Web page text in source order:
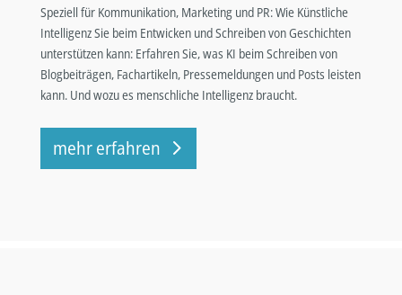
Speziell für Kommunikation, Marketing und PR: Wie Künstliche
Intelligenz Sie beim Entwicken und Schreiben von Geschichten
unterstützen kann: Erfahren Sie, was KI beim Schreiben von
Blogbeiträgen, Fachartikeln, Pressemeldungen und Posts leisten
kann. Und wozu es menschliche Intelligenz braucht.
mehr erfahren